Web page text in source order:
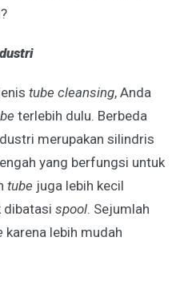
tube cleansing, Anda
terlebih dulu. Berbeda
merupakan silindris
yang berfungsi untuk
tube juga lebih kecil
dibatasi spool. Sejumlah
karena lebih mudah